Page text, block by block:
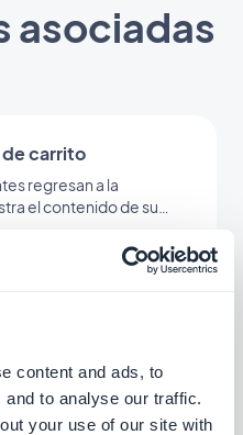
content and ads, to
to analyse our traffic.
your use of our site with
asociadas
carrito
regresan a la
el contenido de su
directamente en